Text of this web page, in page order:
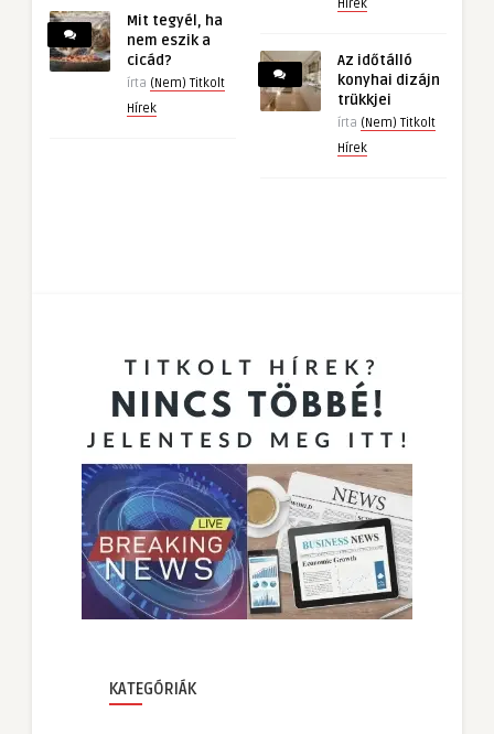
Mit tegyél, ha
nem eszik a
cicád?
írta (Nem) Titkolt
Hírek
Hírek
Az időtálló
konyhai dizájn
trükkjei
írta (Nem) Titkolt
Hírek
KATEGÓRIÁK